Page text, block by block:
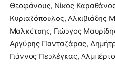
Θεοφάνους, Νίκος
Κυριαζόπουλος, Αλκιβιάδης
Μαλκότσης, Γιώργος
Αργύρης Πανταζάρας,
Γιάννος Περλέγκας,